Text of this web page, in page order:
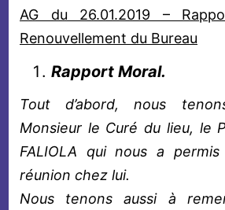
AG du 26.01.2019 –
Renouvellement du Bureau
Rapport Moral.
Tout d’abord, nous
Monsieur le Curé du lieu, le
FALIOLA qui nous a
réunion chez lui.
Nous tenons aussi à